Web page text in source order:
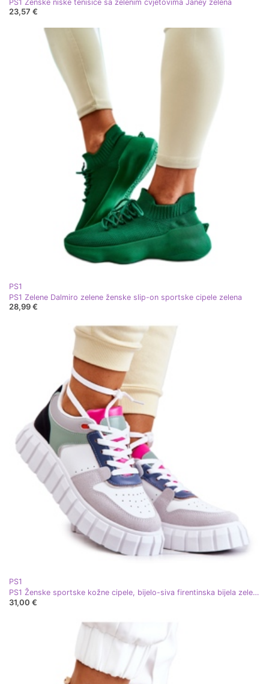
PS1 Ženske niske tenisice sa zelenim cvjetovima Janey zelena
23,57 €
PS1
PS1 Zelene Dalmiro zelene ženske slip-on sportske cipele zelena
28,99 €
PS1
PS1 Ženske sportske kožne cipele, bijelo-siva firentinska bijela zelena
31,00 €